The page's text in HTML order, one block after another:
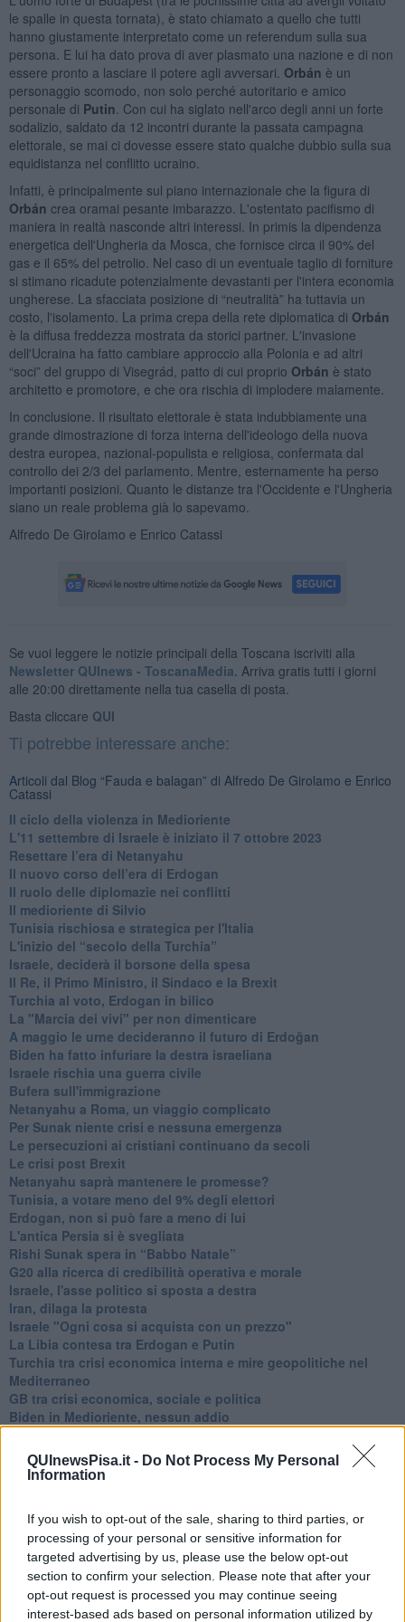
QUInewsPisa.it - Do Not Process My Personal
Information
If you wish to opt-out of the sale, sharing to third parties, or
processing of your personal or sensitive information for
targeted advertising by us, please use the below opt-out
section to confirm your selection. Please note that after your
opt-out request is processed you may continue seeing
interest-based ads based on personal information utilized by
le spalle in questa tornata), è stato chiamato a quello che tutti
hanno giustamente interpretato come un referendum sulla sua
persona. E lui ha dato prova di aver plasmato una nazione e di non
essere pronto a lasciare il potere agli avversari. Orbán è un
personaggio scomodo, non solo perché autoritario e amico
personale di Putin . Con cui ha siglato nell'arco degli anni un forte
sodalizio, saldato da 12 incontri durante la passata campagna
elettorale, se mai ci dovesse essere stato qualche dubbio sulla sua
equidistanza nel conflitto ucraino.
Infatti, è principalmente sul piano internazionale che la figura di
Orbán crea oramai pesante imbarazzo. L'ostentato pacifismo di
maniera in realtà nasconde altri interessi. In primis la dipendenza
energetica dell'Ungheria da Mosca, che fornisce circa il 90% del
gas e il 65% del petrolio. Nel caso di un eventuale taglio di forniture
si stimano ricadute potenzialmente devastanti per l'intera economia
ungherese. La sfacciata posizione di “neutralità” ha tuttavia un
costo, l'isolamento. La prima crepa della rete diplomatica di Orbán
è la diffusa freddezza mostrata da storici partner. L'invasione
dell'Ucraina ha fatto cambiare approccio alla Polonia e ad altri
“soci” del gruppo di Visegrád, patto di cui proprio Orbán è stato
architetto e promotore, e che ora rischia di implodere malamente.
In conclusione. Il risultato elettorale è stata indubbiamente una
grande dimostrazione di forza interna dell'ideologo della nuova
destra europea, nazional-populista e religiosa, confermata dal
controllo dei 2/3 del parlamento. Mentre, esternamente ha perso
importanti posizioni. Quanto le distanze tra l'Occidente e l'Ungheria
siano un reale problema già lo sapevamo.
Alfredo De Girolamo e Enrico Catassi
Se vuoi leggere le notizie principali della Toscana iscriviti alla
Newsletter QUInews - ToscanaMedia. Arriva gratis tutti i giorni
alle 20:00 direttamente nella tua casella di posta.
Basta cliccare QUI
Ti potrebbe interessare anche:
Articoli dal Blog “Fauda e balagan” di Alfredo De Girolamo e Enrico
Catassi
Il ciclo della violenza in Medioriente
L'11 settembre di Israele è iniziato il 7 ottobre 2023
Resettare l’era di Netanyahu
​Il nuovo corso dell’era di Erdogan
Il ruolo delle diplomazie nei conflitti
Il medioriente di Silvio
Tunisia rischiosa e strategica per l'Italia
L'inizio del “secolo della Turchia”
Israele, deciderà il borsone della spesa
Il Re, il Primo Ministro, il Sindaco e la Brexit
Turchia al voto, Erdogan in bilico
La "Marcia dei vivi" per non dimenticare
A maggio le urne decideranno il futuro di Erdoğan
Biden ha fatto infuriare la destra israeliana
Israele rischia una guerra civile
Bufera sull'immigrazione
Netanyahu a Roma, un viaggio complicato
Per Sunak niente crisi e nessuna emergenza
Le persecuzioni ai cristiani continuano da secoli
Le crisi post Brexit
Netanyahu saprà mantenere le promesse?
Tunisia, a votare meno del 9% degli elettori
Erdogan, non si può fare a meno di lui
L'antica Persia si è svegliata
Rishi Sunak spera in “Babbo Natale”
G20 alla ricerca di credibilità operativa e morale
Israele, l'asse politico si sposta a destra
Iran, dilaga la protesta
Israele "Ogni cosa si acquista con un prezzo"
La Libia contesa tra Erdogan e Putin
Turchia tra crisi economica interna e mire geopolitiche nel
Mediterraneo
GB tra crisi economica, sociale e politica
Biden in Medioriente, nessun addio
Confini di morte
Riflessioni con Abraham Yehoshua
L'uccisione di Shireen Abu Akleh è anche questione
diplomatica
Le giornate dell'olocausto
Fanatismo e voglia di duello, esplodono in violenza
Una vigilia pasquale di violenze
Ungheria, la quarta di Viktor Orbán